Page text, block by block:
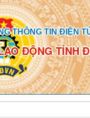
THÔNG TIN ĐIỆN
ĐỘNG TỈNH